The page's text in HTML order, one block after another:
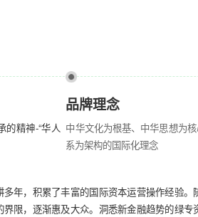
的精神-“华人
品牌理念
中华文化为根基、中华思想为
系为架构的国际化理念
年，积累了丰富的国际资本运营操作经验。
限，逐渐惠及大众。洞悉新金融趋势的绿专